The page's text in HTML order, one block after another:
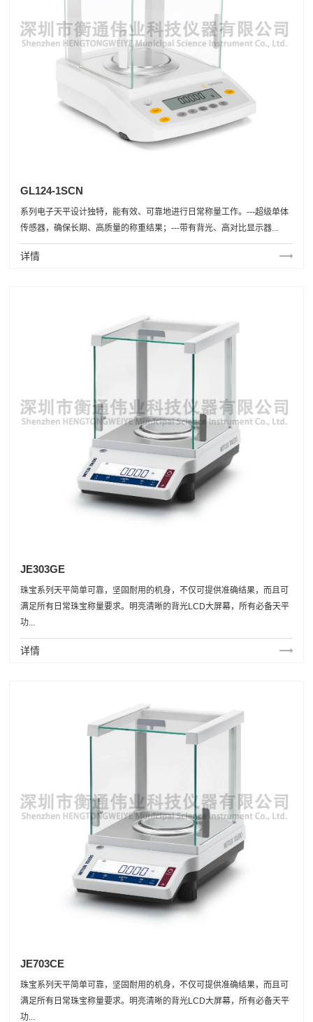
GL124-1SCN
系列电子天平设计独特，能有效、可靠地进行日常称量工作。---超级单体
传感器，确保长期、高质量的称重结果；---带有背光、高对比显示器...
详情
JE303GE
珠宝系列天平简单可靠，坚固耐用的机身，不仅可提供准确结果，而且可
满足所有日常珠宝称量要求。明亮清晰的背光LCD大屏幕，所有必备天平
功...
详情
JE703CE
珠宝系列天平简单可靠，坚固耐用的机身，不仅可提供准确结果，而且可
满足所有日常珠宝称量要求。明亮清晰的背光LCD大屏幕，所有必备天平
功...